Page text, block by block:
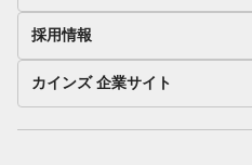
採用情報
カインズ 企業サイト